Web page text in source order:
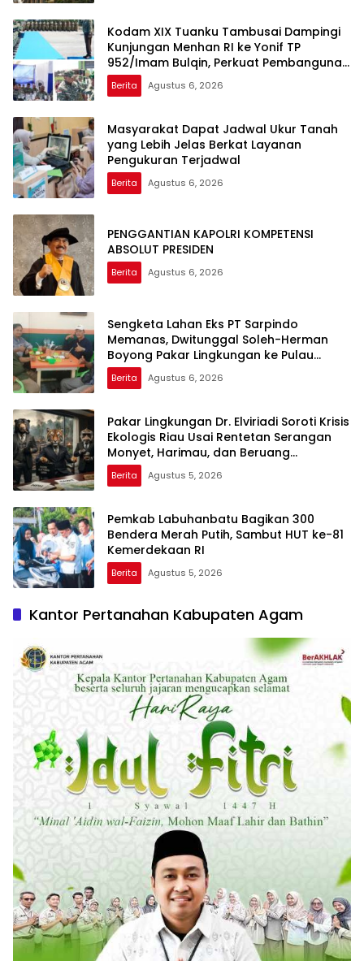
Kodam XIX Tuanku Tambusai Dampingi
Kunjungan Menhan RI ke Yonif TP
952/Imam Bulqin, Perkuat Pembangunan
Satuan
Berita Agustus 6, 2026
Masyarakat Dapat Jadwal Ukur Tanah
yang Lebih Jelas Berkat Layanan
Pengukuran Terjadwal
Berita Agustus 6, 2026
PENGGANTIAN KAPOLRI KOMPETENSI
ABSOLUT PRESIDEN
Berita Agustus 6, 2026
Sengketa Lahan Eks PT Sarpindo
Memanas, Dwitunggal Soleh-Herman
Boyong Pakar Lingkungan ke Pulau
Rupat
Berita Agustus 6, 2026
Pakar Lingkungan Dr. Elviriadi Soroti Krisis
Ekologis Riau Usai Rentetan Serangan
Monyet, Harimau, dan Beruang
Terhadap Warga
Berita Agustus 5, 2026
Pemkab Labuhanbatu Bagikan 300
Bendera Merah Putih, Sambut HUT ke-81
Kemerdekaan RI
Berita Agustus 5, 2026
Kantor Pertanahan Kabupaten Agam